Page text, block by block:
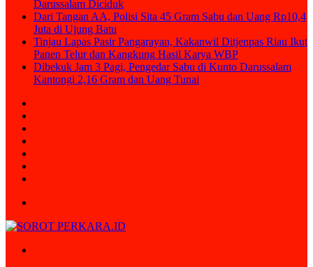
Darussalam Diciduk
Dari Tangan AA, Polisi Sita 45 Gram Sabu dan Uang Rp10,4
Juta di Ujung Batu
Tinjau Lapas Pasir Pangarayan, Kakanwil Ditjenpas Riau Ikut
Panen Telur dan Kangkung Hasil Karya WBP
Dibekuk Jam 3 Pagi, Pengedar Sabu di Kunto Darussalam
Kantongi 2,16 Gram dan Uang Tunai